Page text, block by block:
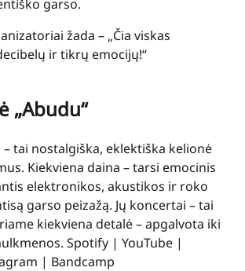
garso.
žada – „Čia viskas
ir tikrų emocijų!“
„Abudu“
– tai nostalgiška, eklektiška kelionė
Kiekviena daina – tarsi emocinis
elektronikos, akustikos ir roko
garso peizažą. Jų koncertai – tai
kiekviena detalė – apgalvota iki
Spotify | YouTube |
| Bandcamp